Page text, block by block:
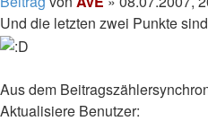
Und die letzten zwei Punkte
Aus dem
Aktualisiere Benutzer: